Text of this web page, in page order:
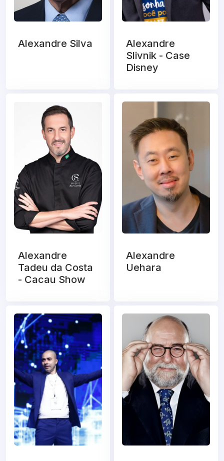
Alexandre Silva
Alexandre
Slivnik - Case
Disney
Alexandre
Tadeu da Costa
- Cacau Show
Alexandre
Uehara